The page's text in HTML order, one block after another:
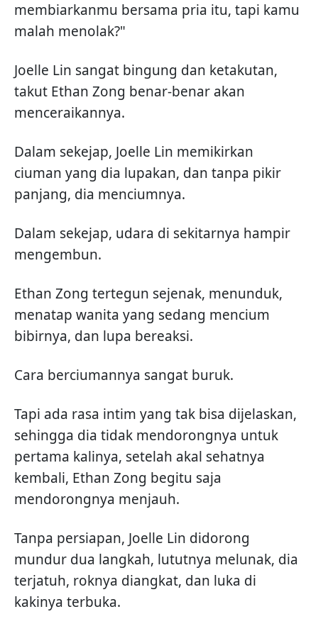
membiarkanmu bersama pria itu, tapi kamu
malah menolak?"
Joelle Lin sangat bingung dan ketakutan,
takut Ethan Zong benar-benar akan
menceraikannya.
Dalam sekejap, Joelle Lin memikirkan
ciuman yang dia lupakan, dan tanpa pikir
panjang, dia menciumnya.
Dalam sekejap, udara di sekitarnya hampir
mengembun.
Ethan Zong tertegun sejenak, menunduk,
menatap wanita yang sedang mencium
bibirnya, dan lupa bereaksi.
Cara berciumannya sangat buruk.
Tapi ada rasa intim yang tak bisa dijelaskan,
sehingga dia tidak mendorongnya untuk
pertama kalinya, setelah akal sehatnya
kembali, Ethan Zong begitu saja
mendorongnya menjauh.
Tanpa persiapan, Joelle Lin didorong
mundur dua langkah, lututnya melunak, dia
terjatuh, roknya diangkat, dan luka di
kakinya terbuka.